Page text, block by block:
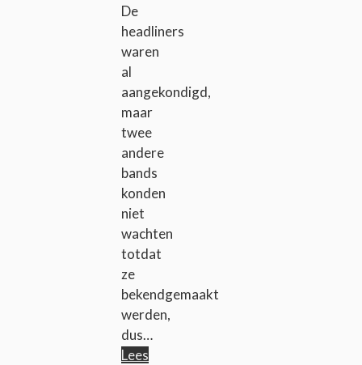
De
headliners
waren
al
aangekondigd,
maar
twee
andere
bands
konden
niet
wachten
totdat
ze
bekendgemaakt
werden,
dus…
Lees